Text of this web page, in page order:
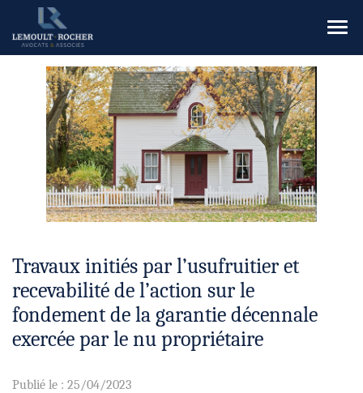
le
Travaux initiés par l’usufruitier et
recevabilité de l’action sur le
fondement de la garantie décennale
exercée par le nu propriétaire
Publié le : 25/04/2023